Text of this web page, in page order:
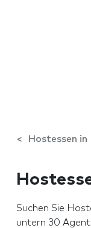
Hostessen in
Suchen Sie
untern 30